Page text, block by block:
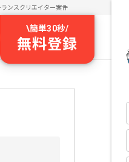
ランスクリエイター案件
\簡単30秒/
無料登録